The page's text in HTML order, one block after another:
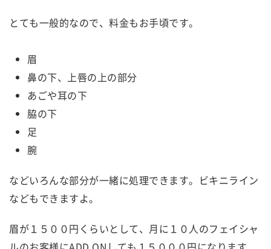
とても一般的なので、料金もお手頃です。
眉
鼻の下、上唇の上の部分
あごや耳の下
脇の下
足
腕
などいろんな部分が一緒に処理できます。ビキニライン
などもできますよ。
眉が１５００円くらいとして、月に１０人のフェイシャ